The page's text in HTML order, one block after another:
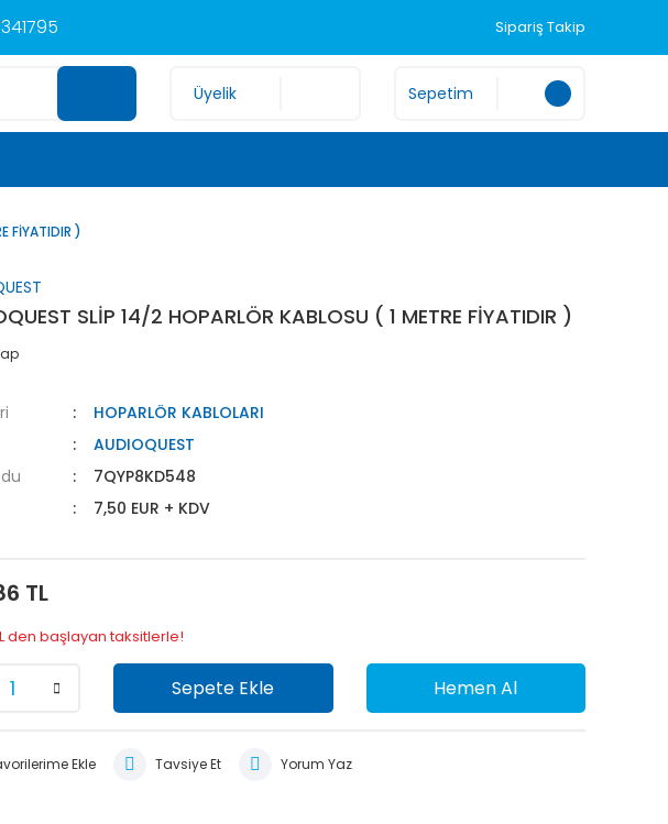
Sipariş Takip
Üyelik Sepetim
FİYATIDIR )
SLİP 14/2 HOPARLÖR KABLOSU ( 1 METRE FİYATIDIR )
HOPARLÖR KABLOLARI
AUDIOQUEST
7QYP8KD548
7,50 EUR + KDV
TL
den başlayan taksitlerle!
Sepete Ekle Hemen Al
Tavsiye Et Yorum Yaz